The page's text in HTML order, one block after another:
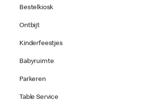
Bestelkiosk
Ontbijt
Kinderfeestjes
Babyruimte
Parkeren
Table Service